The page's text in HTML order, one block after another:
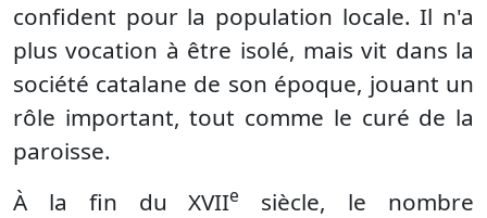
confident pour la population locale. Il n'a
plus vocation à être isolé, mais vit dans la
société catalane de son époque, jouant un
rôle important, tout comme le curé de la
paroisse.
À la fin du XVIIe
siècle, le nombre